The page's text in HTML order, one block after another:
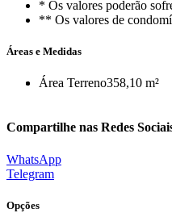
* Os valores poderão
** Os valores de
Áreas e Medidas
Área Terreno358,10 m²
Compartilhe nas Redes
WhatsApp
Telegram
Opções